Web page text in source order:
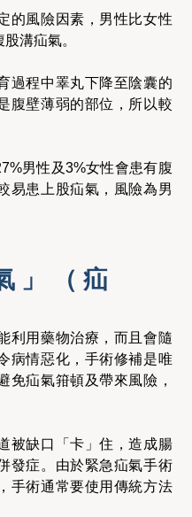
的風險因素，男性比女性
溝疝氣。
過程中睪丸下降至陰囊的
腹壁薄弱的部位，所以較
男性及3%女性會患有腹
易患上股疝氣，風險為男
」（疝
利用藥物治療，而且會隨
病情惡化，手術修補是唯
免疝氣箝頓及帶來風險，
被缺口「卡」住，造成腸
發症。由於緊急疝氣手術
手術通常要使用傳統方法